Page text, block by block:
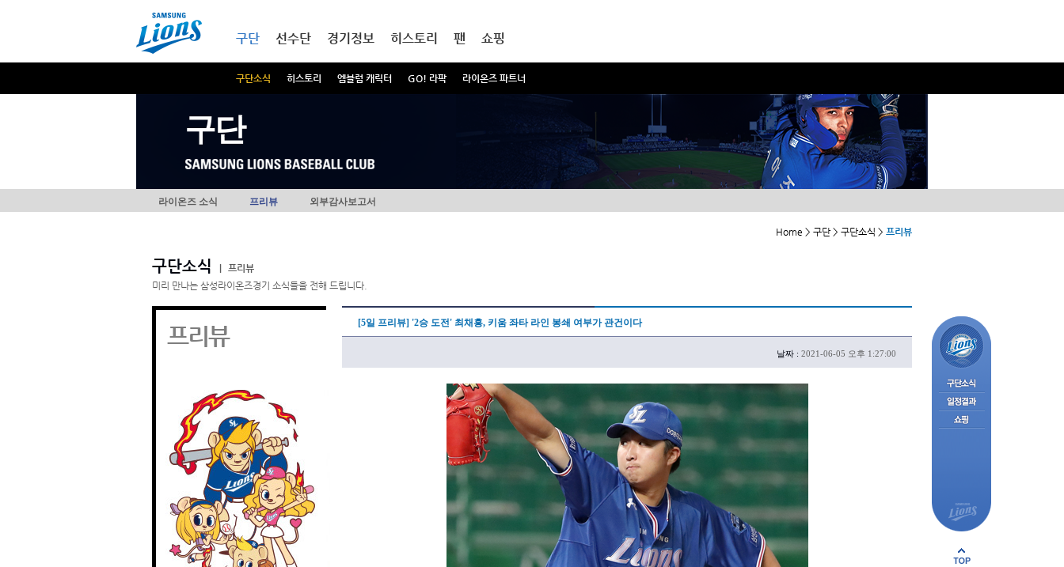
구단
구단소식 히스토리 엠블럼 캐릭터 GO! 라팍 라이온즈 파트너
선수단 경기정보 히스토리 팬 쇼핑
구단
라이온즈 소식 프리뷰 외부감사보고서
Home > 구단 > 구단소식 > 프리뷰
구단소식
프리뷰
미리 만나는 삼성라이온즈경기 소식들을 전해 드립니다.
프리뷰 [5일 프리뷰] '2승 도전' 최채흥, 키움 좌타 라인 봉쇄 여부가 관건이다
날짜 : 2021-06-05 오후 1:27:00